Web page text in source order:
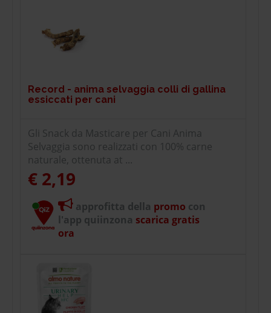
Record - anima selvaggia colli di gallina
essiccati per cani
Gli Snack da Masticare per Cani Anima
Selvaggia sono realizzati con 100% carne
naturale, ottenuta at ...
€ 2,19
approfitta della promo con
l'app quiinzona scarica gratis
ora